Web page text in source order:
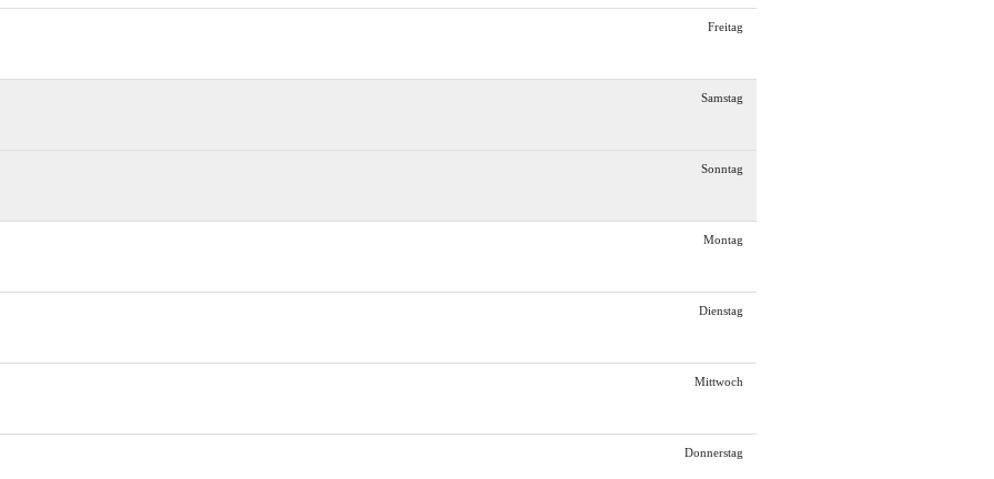
Freitag
Samstag
Sonntag
Montag
Dienstag
Mittwoch
Donnerstag